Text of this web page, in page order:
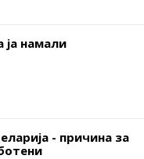
намали
- причина за